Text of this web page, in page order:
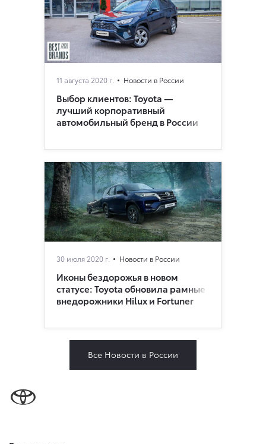
11 августа 2020 г. Новости в России
Выбор клиентов: Toyota —
лучший корпоративный
автомобильный бренд в России
30 июля 2020 г. Новости в России
Иконы бездорожья в новом
статусе: Toyota обновила рамные
внедорoжники Hilux и Fortuner
Все Новости в России